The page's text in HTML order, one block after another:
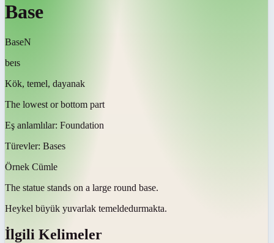
Base
BaseN
beɪs
Kök, temel, dayanak
The lowest or bottom part
Eş anlamlılar: Foundation
Türevler: Bases
Örnek Cümle
The statue stands on a large round base.
Heykel büyük yuvarlak temeldedurmakta.
İlgili Kelimeler